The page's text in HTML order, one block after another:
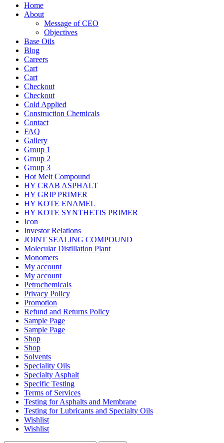
Home
About
Message of CEO
Objectives
Base Oils
Blog
Careers
Cart
Cart
Checkout
Checkout
Cold Applied
Construction Chemicals
Contact
FAQ
Gallery
Group 1
Group 2
Group 3
Hot Melt Compound
HY CRAB ASPHALT
HY GRIP PRIMER
HY KOTE ENAMEL
HY KOTE SYNTHETIS PRIMER
Icon
Investor Relations
JOINT SEALING COMPOUND
Molecular Distillation Plant
Monomers
My account
My account
Petrochemicals
Privacy Policy
Promotion
Refund and Returns Policy
Sample Page
Sample Page
Shop
Shop
Solvents
Speciality Oils
Specialty Asphalt
Specific Testing
Terms of Services
Testing for Asphalts and Membrane
Testing for Lubricants and Specialty Oils
Wishlist
Wishlist